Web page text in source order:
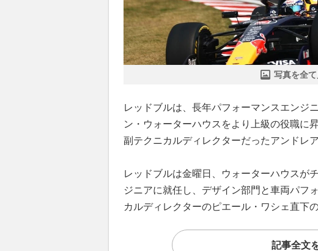
写真を全て
レッドブルは、長年パフォーマンスエンジ
ン・ウォーターハウスをより上級の役職に
副テクニカルディレクターだったアンドレア
レッドブルは金曜日、ウォーターハウスが
ジニアに就任し、デザイン部門と車両パフ
カルディレクターのピエール・ワシェ直下
記事全文